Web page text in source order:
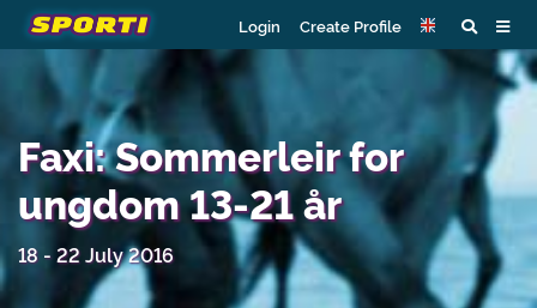
Login Create Profile
Faxi: Sommerleir for
ungdom 13-21 år
18 - 22 July 2016